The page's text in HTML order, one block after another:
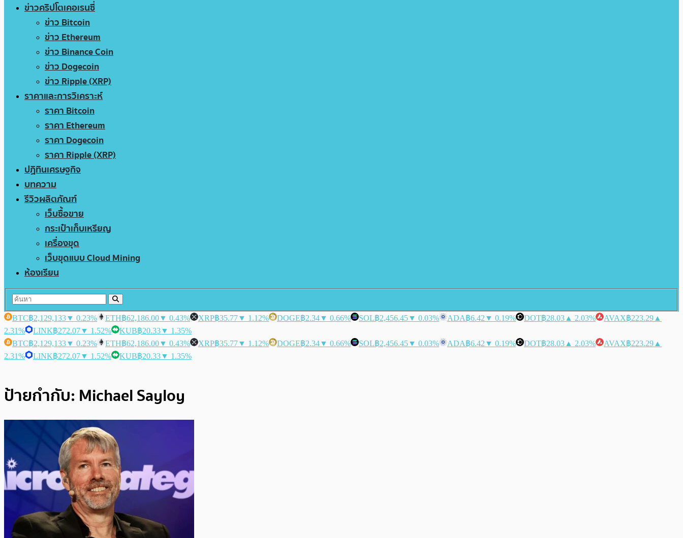
ข่าวคริปโตเคอเรนซี่
ข่าว Bitcoin
ข่าว Ethereum
ข่าว Binance Coin
ข่าว Dogecoin
ข่าว Ripple (XRP)
ราคาและการวิเคราะห์
ราคา Bitcoin
ราคา Ethereum
ราคา Dogecoin
ราคา Ripple (XRP)
ปฏิทินเศรษฐกิจ
บทความ
รีวิวผลิตภัณฑ์
เว็บซื้อขาย
กระเป๋าเก็บเหรียญ
เครื่องขุด
เว็บขุดแบบ Cloud Mining
ห้องเรียน
BTC฿2,129,133▼ 0.23% ETH฿62,186.00▼ 0.43% XRP฿35.77▼ 1.12% DOGE฿2.34▼ 0.66% SOL฿2,456.45▼ 0.03% ADA฿6.42 ▼ 0.19% DOT฿28.03 ▲ 2.03% AVAX฿223.29 ▲
2.31%
LINK฿272.07▼ 1.52% KUB฿20.33▼ 1.35%
BTC฿2,129,133▼ 0.23% ETH฿62,186.00▼ 0.43% XRP฿35.77▼ 1.12% DOGE฿2.34▼ 0.66% SOL฿2,456.45▼ 0.03% ADA฿6.42 ▼ 0.19% DOT฿28.03 ▲ 2.03% AVAX฿223.29 ▲
2.31%
LINK฿272.07▼ 1.52% KUB฿20.33▼ 1.35%
ป้ายกำกับ: Michael Sayloy